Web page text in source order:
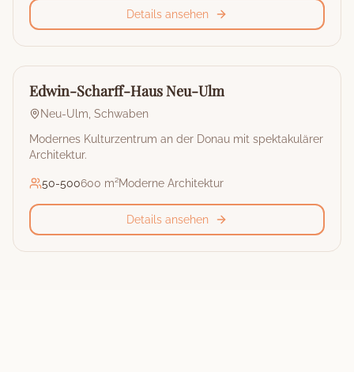
Details ansehen
🏰
Stadthalle
Edwin-Scharff-Haus Neu-Ulm
Neu-Ulm Schwaben
Modernes Kulturzentrum an der Donau mit spektakulärer
Architektur.
50-500600 m²Moderne Architektur
Details ansehen